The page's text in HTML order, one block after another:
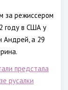
за режиссером
году в США у
Андрей, а 29
предстала
русалки